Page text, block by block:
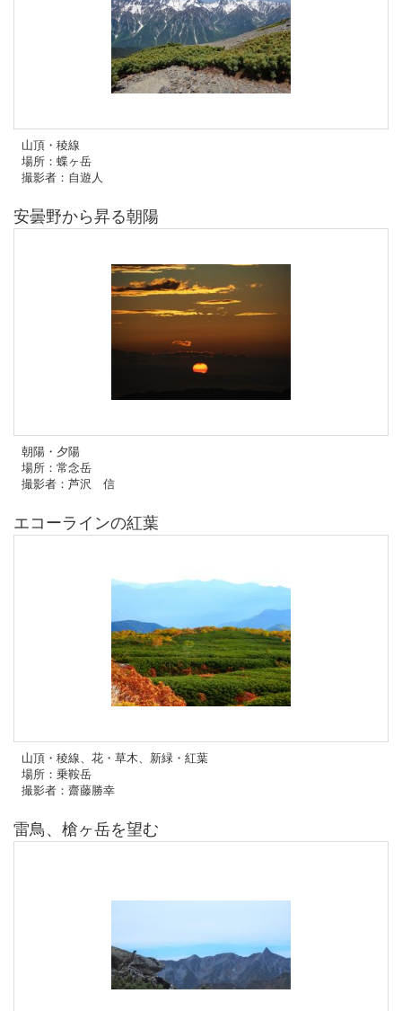
山頂・稜線
場所：蝶ヶ岳
撮影者：自遊人
安曇野から昇る朝陽
朝陽・夕陽
場所：常念岳
撮影者：芦沢 信
エコーラインの紅葉
山頂・稜線、花・草木、新緑・紅葉
場所：乗鞍岳
撮影者：齋藤勝幸
雷鳥、槍ヶ岳を望む